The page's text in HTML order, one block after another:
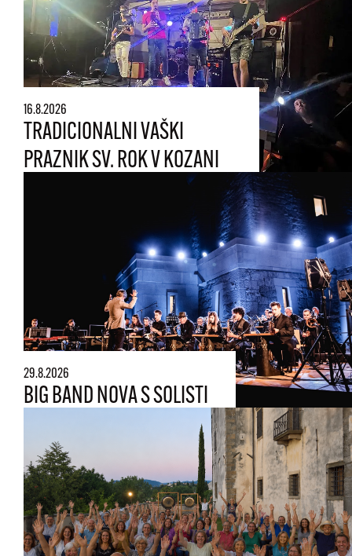
16.8.2026
TRADICIONALNI VAŠKI
PRAZNIK SV. ROK V KOZANI
29.8.2026
BIG BAND NOVA S SOLISTI